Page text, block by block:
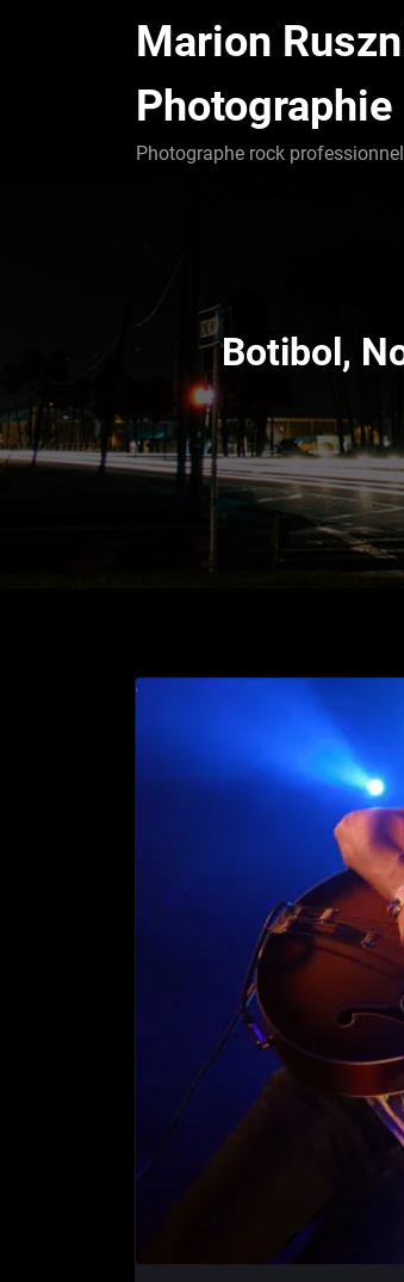
Marion
Photographie
Photographe rock
Botibol,